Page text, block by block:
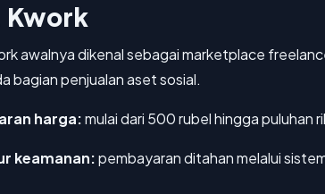
Kwork
awalnya dikenal sebagai marketplace
bagian penjualan aset sosial.
harga:mulai dari 500 rubel hingga puluhan
keamanan:pembayaran ditahan melalui